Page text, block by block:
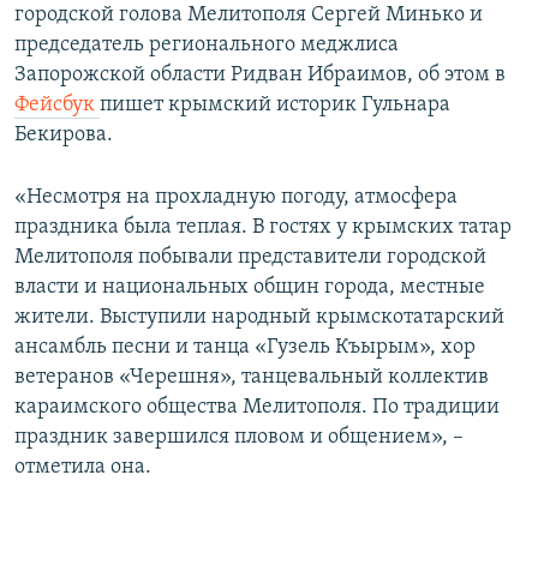
ТЕЛЕПРОЕКТ КРЫМ.РЕАЛИИ
СОВЕТЫ ПРАВОЗАЩИТНИКОВ
ПРОПАВШИЕ БЕЗ ВЕСТИ
ПОБЕДИТЕЛЕЙ НЕ СУДЯТ?
ELIFBE
УКРАИНСКАЯ ПРОБЛЕМА КРЫМА
Українською
Qırımtatar
ПРИСОЕДИНЯЙТЕСЬ!
Все сайты RFE/RL
городской голова Мелитополя Сергей Минько и
председатель регионального меджлиса
Запорожской области Ридван Ибраимов, об этом в
Фейсбук пишет крымский историк Гульнара
Бекирова.
«Несмотря на прохладную погоду, атмосфера
праздника была теплая. В гостях у крымских татар
Мелитополя побывали представители городской
власти и национальных общин города, местные
жители. Выступили народный крымскотатарский
ансамбль песни и танца «Гузель Къырым», хор
ветеранов «Черешня», танцевальный коллектив
караимского общества Мелитополя. По традиции
праздник завершился пловом и общением», –
отметила она.